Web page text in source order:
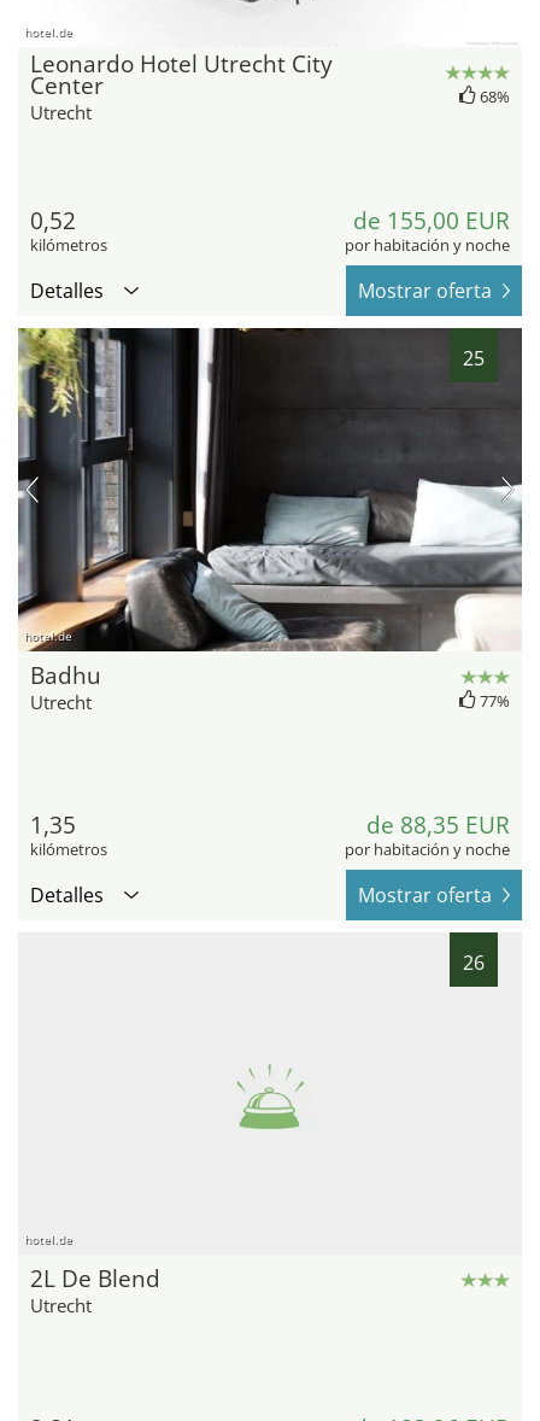
hotel.de
Leonardo Hotel Utrecht City
Center
Utrecht
68%
0,52
kilómetros
de 155,00 EUR
por habitación y noche
Detalles Mostrar oferta
25
hotel.de
Badhu
Utrecht 77%
1,35
kilómetros
de 88,35 EUR
por habitación y noche
Detalles Mostrar oferta
26
hotel.de
2L De Blend
Utrecht